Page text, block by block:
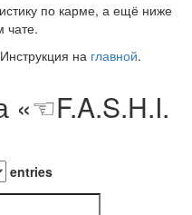
по карме, а ещё ниже
чате.
на главной.
«☜F.A.S.H.I.
entries